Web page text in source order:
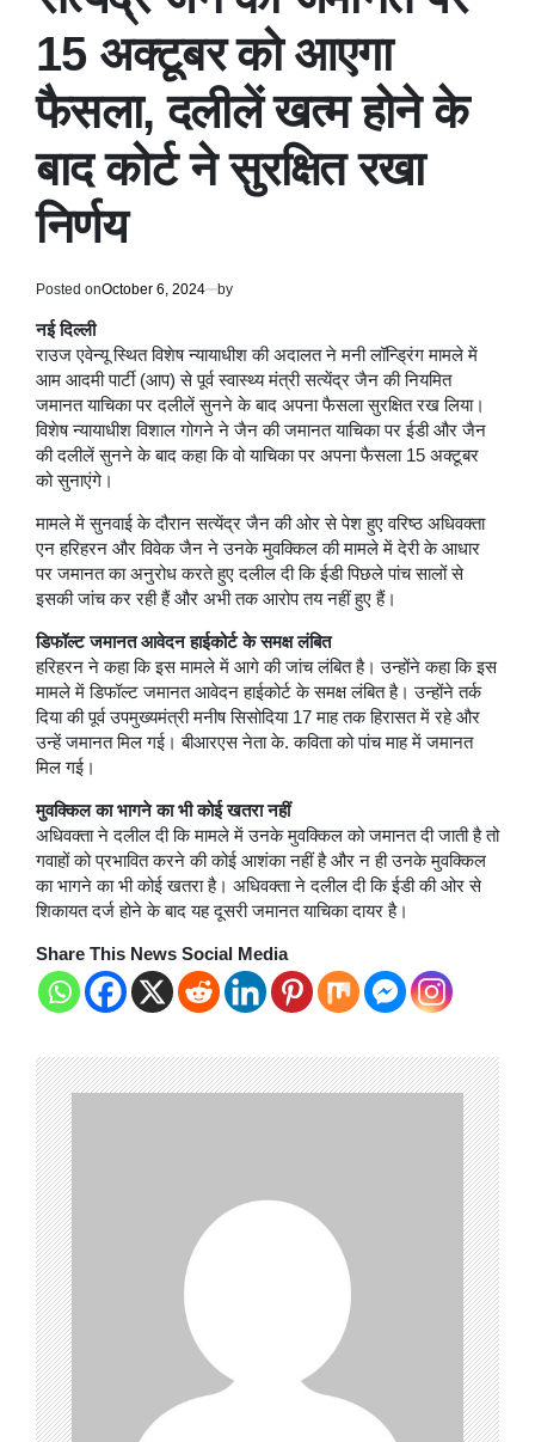
15 अक्टूबर को आएगा
फैसला, दलीलें खत्म होने के
बाद कोर्ट ने सुरक्षित रखा
निर्णय
Posted onOctober 6, 2024 by
नई दिल्ली
राउज एवेन्यू स्थित विशेष न्यायाधीश की अदालत ने मनी लॉन्ड्रिंग मामले में
आम आदमी पार्टी (आप) से पूर्व स्वास्थ्य मंत्री सत्येंद्र जैन की नियमित
जमानत याचिका पर दलीलें सुनने के बाद अपना फैसला सुरक्षित रख लिया।
विशेष न्यायाधीश विशाल गोगने ने जैन की जमानत याचिका पर ईडी और जैन
की दलीलें सुनने के बाद कहा कि वो याचिका पर अपना फैसला 15 अक्टूबर
को सुनाएंगे।
मामले में सुनवाई के दौरान सत्येंद्र जैन की ओर से पेश हुए वरिष्ठ अधिवक्ता
एन हरिहरन और विवेक जैन ने उनके मुवक्किल की मामले में देरी के आधार
पर जमानत का अनुरोध करते हुए दलील दी कि ईडी पिछले पांच सालों से
इसकी जांच कर रही हैं और अभी तक आरोप तय नहीं हुए हैं।
डिफॉल्ट जमानत आवेदन हाईकोर्ट के समक्ष लंबित
हरिहरन ने कहा कि इस मामले में आगे की जांच लंबित है। उन्होंने कहा कि इस
मामले में डिफॉल्ट जमानत आवेदन हाईकोर्ट के समक्ष लंबित है। उन्होंने तर्क
दिया की पूर्व उपमुख्यमंत्री मनीष सिसोदिया 17 माह तक हिरासत में रहे और
उन्हें जमानत मिल गई। बीआरएस नेता के. कविता को पांच माह में जमानत
मिल गई।
मुवक्किल का भागने का भी कोई खतरा नहीं
अधिवक्ता ने दलील दी कि मामले में उनके मुवक्किल को जमानत दी जाती है तो
गवाहों को प्रभावित करने की कोई आशंका नहीं है और न ही उनके मुवक्किल
का भागने का भी कोई खतरा है। अधिवक्ता ने दलील दी कि ईडी की ओर से
शिकायत दर्ज होने के बाद यह दूसरी जमानत याचिका दायर है।
Share This News Social Media